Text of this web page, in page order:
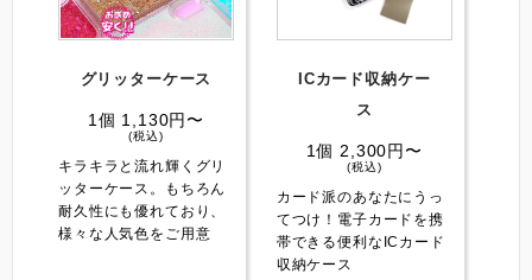
グリッターケース
1個 1,130円〜
(税込)
キラキラと流れ輝くグリ
ッターケース。もちろん
耐久性にも優れており、
様々な人気色をご用意
ICカード収納ケー
ス
1個 2,300円〜
(税込)
カード派のあなたにうっ
てつけ！電子カードを携
帯できる便利なICカード
収納ケース